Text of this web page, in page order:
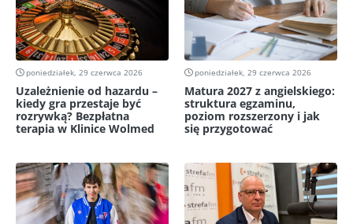
poniedziałek, 29 czerwca 2026
Uzależnienie od hazardu –
kiedy gra przestaje być
rozrywką? Bezpłatna
terapia w Klinice Wolmed
poniedziałek, 29 czerwca 2026
Matura 2027 z angielskiego:
struktura egzaminu,
poziom rozszerzony i jak
się przygotować